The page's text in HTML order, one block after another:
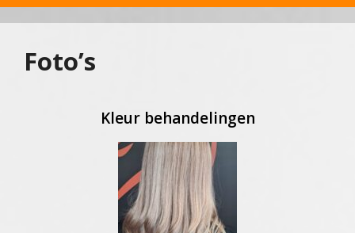
Foto’s
Kleur behandelingen